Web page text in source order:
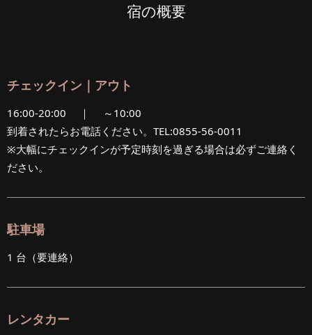
宿の概要
チェックイン｜アウト
16:00-20:00 ｜ ～10:00
到着されたらお電話ください。TEL:0855-56-0011
※大幅にチェックインが予定時刻を過ぎる場合は必ずご連絡く
ださい。
駐車場
1 台（要連絡）
レンタカー